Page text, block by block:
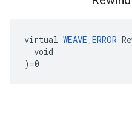
virtual WEAVE_ERROR
  void
)=0